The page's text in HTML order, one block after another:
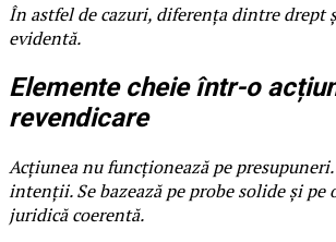
În astfel de cazuri, diferența dintre drept
evidentă.
Elemente cheie într-o
revendicare
Acțiunea nu funcționează pe
intenții. Se bazează pe probe solide și pe
juridică coerentă.